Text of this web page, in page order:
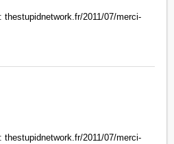
2011/07/merci-
2011/07/merci-